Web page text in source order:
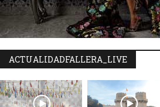
ACTUALIDADFALLERA_LIVE